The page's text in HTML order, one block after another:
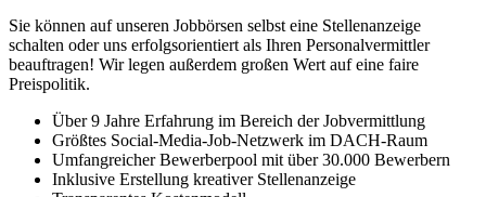
Sie können auf unseren Jobbörsen selbst eine Stellenanzeige
schalten oder uns erfolgsorientiert als Ihren Personalvermittler
beauftragen! Wir legen außerdem großen Wert auf eine faire
Preispolitik.
Über 9 Jahre Erfahrung im Bereich der Jobvermittlung
Größtes Social-Media-Job-Netzwerk im DACH-Raum
Umfangreicher Bewerberpool mit über 30.000 Bewerbern
Inklusive Erstellung kreativer Stellenanzeige